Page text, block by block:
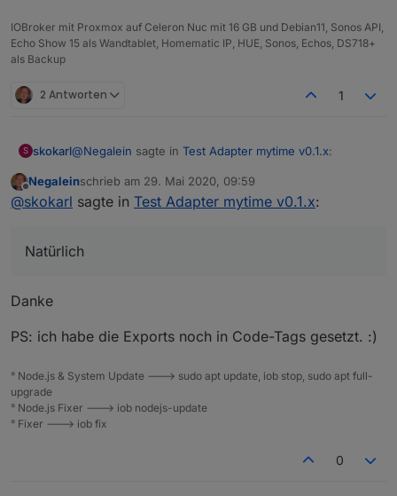
IOBroker mit Proxmox auf Celeron Nuc mit 16 GB und Debian11, Sonos API,
Echo Show 15 als Wandtablet, Homematic IP, HUE, Sonos, Echos, DS718+
als Backup
2 Antworten 1
S skokarl@Negalein sagte in Test Adapter mytime v0.1.x:
Würdest du einen Export vom Widget und Blockly
Spoiler
Blockly.
String
Offline
Negaleinschrieb am 29. Mai 2020, 09:59
zuletzt editiert von
@skokarl sagte in Test Adapter mytime v0.1.x:
Natürlich
Danke
PS: ich habe die Exports noch in Code-Tags gesetzt. :)
° Node.js & System Update ---> sudo apt update, iob stop, sudo apt full-
upgrade
° Node.js Fixer ---> iob nodejs-update
° Fixer ---> iob fix
0